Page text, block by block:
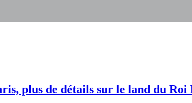
plus de détails sur le land du Roi